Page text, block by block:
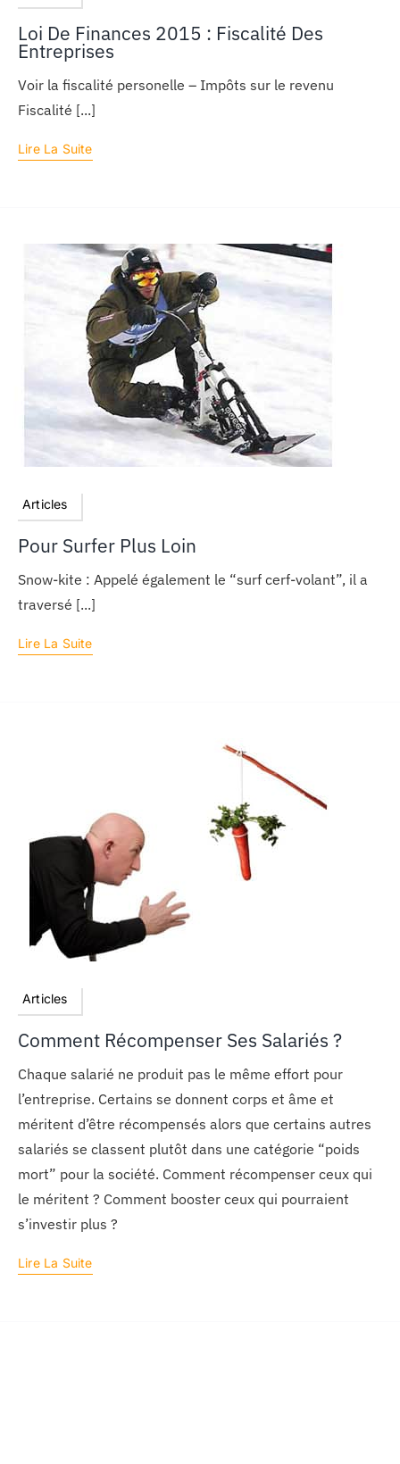
Loi De Finances 2015 : Fiscalité Des
Entreprises
Voir la fiscalité personelle – Impôts sur le revenu
Fiscalité [...]
Lire La Suite
Articles
Pour Surfer Plus Loin
Snow-kite : Appelé également le “surf cerf-volant”, il a
traversé [...]
Lire La Suite
Articles
Comment Récompenser Ses Salariés ?
Chaque salarié ne produit pas le même effort pour
l’entreprise. Certains se donnent corps et âme et
méritent d’être récompensés alors que certains autres
salariés se classent plutôt dans une catégorie “poids
mort” pour la société. Comment récompenser ceux qui
le méritent ? Comment booster ceux qui pourraient
s’investir plus ?
Lire La Suite